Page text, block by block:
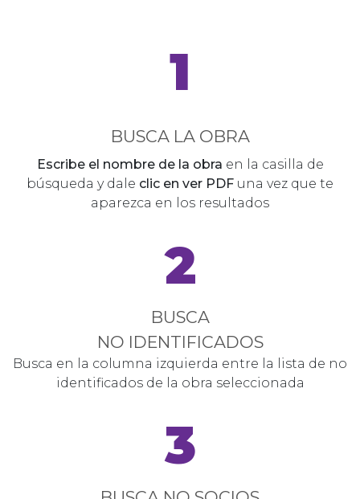
1
BUSCA LA OBRA
Escribe el nombre de la obra en la casilla de
búsqueda y dale clic en ver PDF una vez que te
aparezca en los resultados
2
BUSCA
NO IDENTIFICADOS
Busca en la columna izquierda entre la lista de no
identificados de la obra seleccionada
3